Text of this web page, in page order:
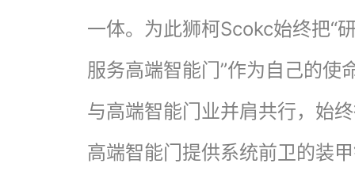
一体。为此狮柯Scokc始终把“
服务高端智能门”作为自己的使
与高端智能门业并肩共行，始
高端智能门提供系统前卫的装